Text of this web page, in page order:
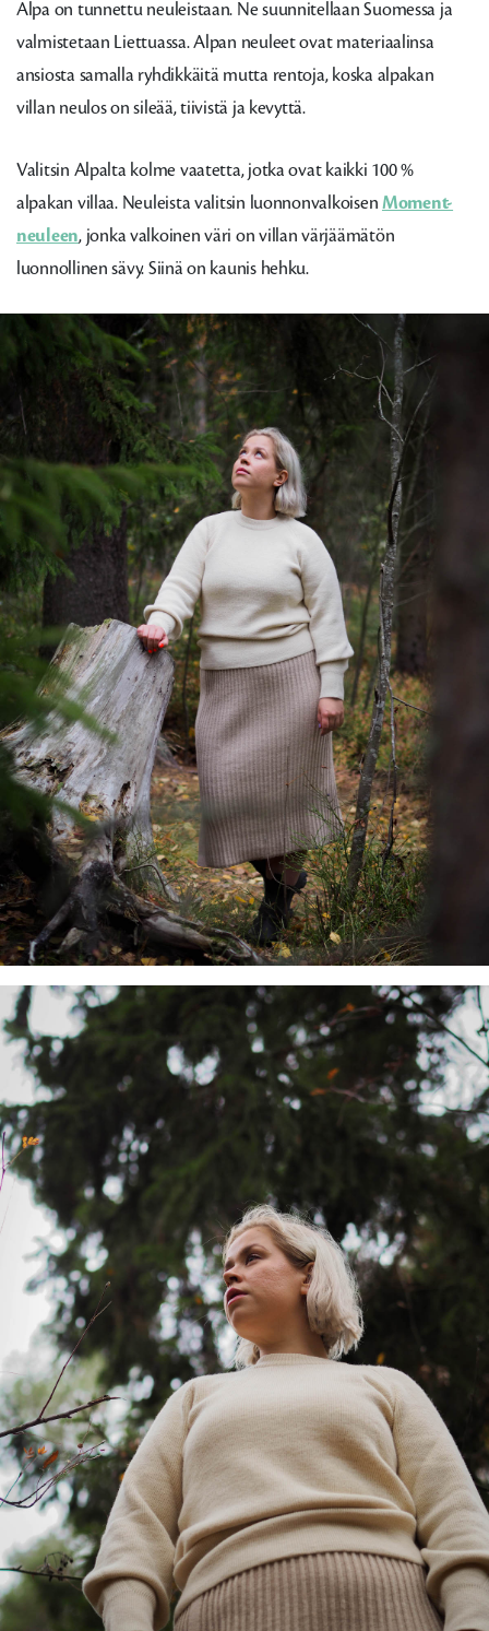
Alpa on tunnettu neuleistaan. Ne suunnitellaan Suomessa ja
valmistetaan Liettuassa. Alpan neuleet ovat materiaalinsa
ansiosta samalla ryhdikkäitä mutta rentoja, koska alpakan
villan neulos on sileää, tiivistä ja kevyttä.
Valitsin Alpalta kolme vaatetta, jotka ovat kaikki 100 %
alpakan villaa. Neuleista valitsin luonnonvalkoisenMoment-
neuleen, jonka valkoinen väri on villan värjäämätön
luonnollinen sävy. Siinä on kaunis hehku.